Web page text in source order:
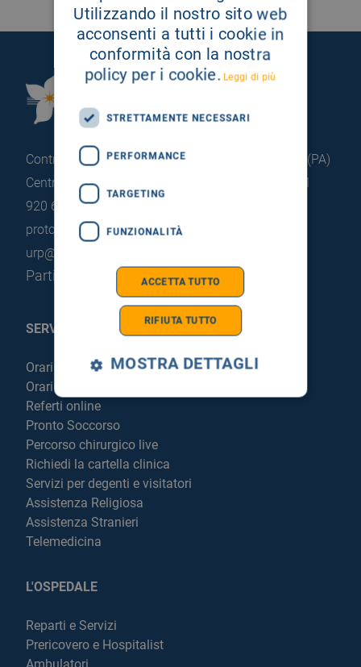
Fondazione Istituto
G.Giglio di Cefalù
Contrada Pietrapollastra - Pisciotto 90015 Cefalù (PA)
Centralino: +39 0921 920 111
Portineria: +39 0921
920 663
protocollo@pec.hsrgiglio.it info@hsrgiglio.it
urp@hsrgiglio.it
Partita IVA: 05205490823
SERVIZI AL PAZIENTE
Orari sportelli
Orari visite
Referti online
Pronto Soccorso
Percorso chirurgico live
Richiedi la cartella clinica
Servizi per degenti e visitatori
Assistenza Religiosa
Assistenza Stranieri
Telemedicina
L'OSPEDALE
Reparti e Servizi
Prericovero e Hospitalist
Utilizzando il nostro sito web
acconsenti a tutti i cookie in
conformità con la nostra
policy per i cookie. Leggi di più
STRETTAMENTE NECESSARI
PERFORMANCE
TARGETING
FUNZIONALITÀ
ACCETTA TUTTO
RIFIUTA TUTTO
MOSTRA DETTAGLI